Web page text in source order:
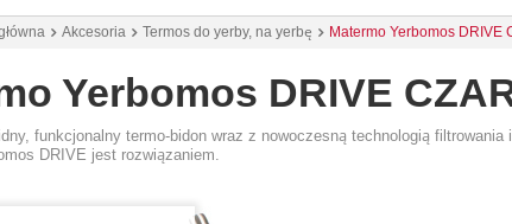
Akcesoria Termos do yerby, na yerbę Matermo Yerbomos DRIVE
Yerbomos DRIVE
funkcjonalny termo-bidon wraz z nowoczesną technologią
DRIVE jest rozwiązaniem.